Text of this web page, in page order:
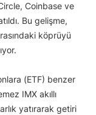
Coinbase ve
Bu gelişme,
köprüyü
(ETF) benzer
IMX akıllı
yatırarak getiri